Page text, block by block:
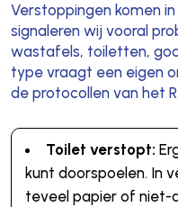
Verstoppingen komen
signaleren wij vooral
wastafels, toiletten,
type vraagt een eigen
de protocollen van het
Toilet verstopt:
kunt doorspoelen. In
teveel papier of niet-